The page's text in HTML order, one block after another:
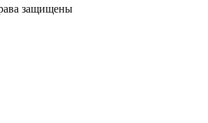
защищены